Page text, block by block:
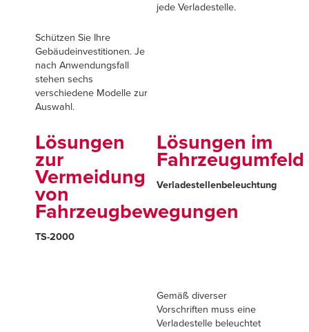
Schützen Sie Ihre
Gebäudeinvestitionen. Je
nach Anwendungsfall
stehen sechs
verschiedene Modelle zur
Auswahl.
jede Verladestelle.
Lösungen
zur
Vermeidung
von
Fahrzeugbewegungen
TS-2000
Lösungen im
Fahrzeugumfeld
Verladestellenbeleuchtung
Gemäß diverser
Vorschriften muss eine
Verladestelle beleuchtet